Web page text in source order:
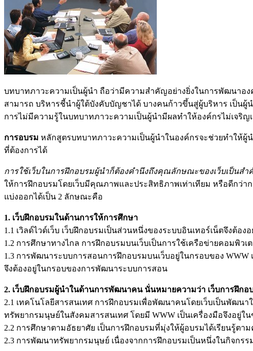
บทบาทภาวะความเป็นผู้นำ ถือว่ามีความสำคัญอย่างยิ่งในการพัฒนาอง
สามารถ บริหารชี้นำผู้ใต้บังคับบัญชาได้ บางคนก้าวขึ้นสู่ผู้บริหาร เป็นผู้
การไม่มีความรู้ในบทบาทภาวะความเป็นผู้นำมีผลทำให้องค์กรไม่เจริญ
การอบรม หลักสูตรบทบาทภาวะความเป็นผู้นำในองค์กรจะช่วยทำให้ผู้
ที่ต้องการได้
การใช้เว็บในการฝึกอบรมผู้นำก็ต้องคำนึงถึงคุณลักษณะของเว็บเป็นสำ
ให้การฝึกอบรมโดยเว็บมีคุณภาพและประสิทธิภาพเท่าเทียม หรือดีกว่า
แบ่งออกได้เป็น 2 ลักษณะคือ
1. เว็บฝึกอบรมในด้านการให้การศึกษา
1.1 เวิลด์ไวด์เว็บ เว็บฝึกอบรมเป็นส่วนหนึ่งของระบบอินเทอร์เน็ตจึงต้อง
1.2 การศึกษาทางไกล การฝึกอบรมบนเว็บเป็นการใช้เครือข่ายคอมพิว
1.3 การพัฒนาระบบการสอนการฝึกอบรมบนเว็บอยู่ในกรอบของ
จึงต้องอยู่ในกรอบของการพัฒนาระบบการสอน
2. เว็บฝึกอบรมผู้นำในด้านการพัฒนาคน นั่นหมายความว่า เว็บการฝึกอ
2.1 เทคโนโลยีสารสนเทศ การฝึกอบรมเพื่อพัฒนาคนโดยเว็บเป็นพัฒน
ทรัพยากรมนุษย์ในสังคมสารสนเทศ โดยมี WWW เป็นเครื่องมือจึงอยู่ใน
2.2 การศึกษาตามอัธยาศัย เป็นการฝึกอบรมที่มุ่งให้ผู้อบรมได้เรียนรู้ต
2.3 การพัฒนาทรัพยากรมนุษย์ เนื่องจากการฝึกอบรมเป็นหนึ่งในกิจก